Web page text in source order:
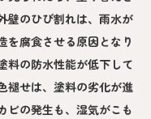
壁のひび割れは、雨水が
を腐食させる原因となり
料の防水性能が低下して
褪せは、塗料の劣化が進
ビの発生も、湿気がこも